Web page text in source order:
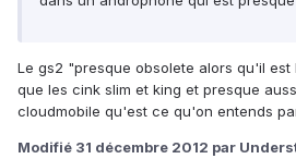
Le gs2 "presque obsolete alors qu'il
que les cink slim et king et presque
cloudmobile qu'est ce qu'on entends
Modifié 31 décembre 2012 par